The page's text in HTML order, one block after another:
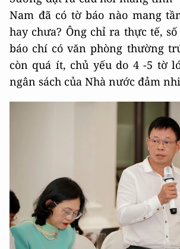
Nam đã có tờ báo nào mang
hay chưa? Ông chỉ ra thực tế,
báo chí có văn phòng thường
còn quá ít, chủ yếu do 4 -5 tờ
ngân sách của Nhà nước đảm